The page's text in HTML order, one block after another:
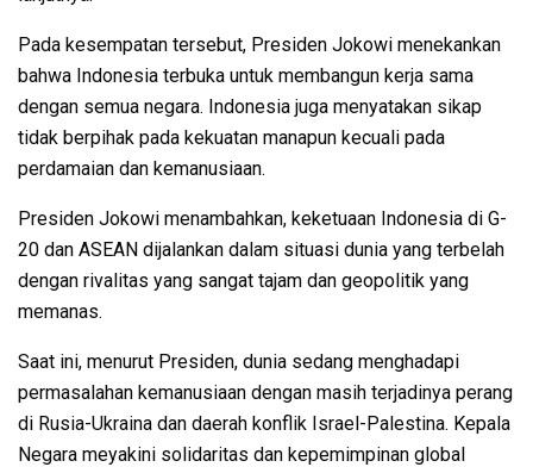
Pada kesempatan tersebut, Presiden Jokowi menekankan
bahwa Indonesia terbuka untuk membangun kerja sama
dengan semua negara. Indonesia juga menyatakan sikap
tidak berpihak pada kekuatan manapun kecuali pada
perdamaian dan kemanusiaan.
Presiden Jokowi menambahkan, keketuaan Indonesia di G-
20 dan ASEAN dijalankan dalam situasi dunia yang terbelah
dengan rivalitas yang sangat tajam dan geopolitik yang
memanas.
Saat ini, menurut Presiden, dunia sedang menghadapi
permasalahan kemanusiaan dengan masih terjadinya perang
di Rusia-Ukraina dan daerah konflik Israel-Palestina. Kepala
Negara meyakini solidaritas dan kepemimpinan global